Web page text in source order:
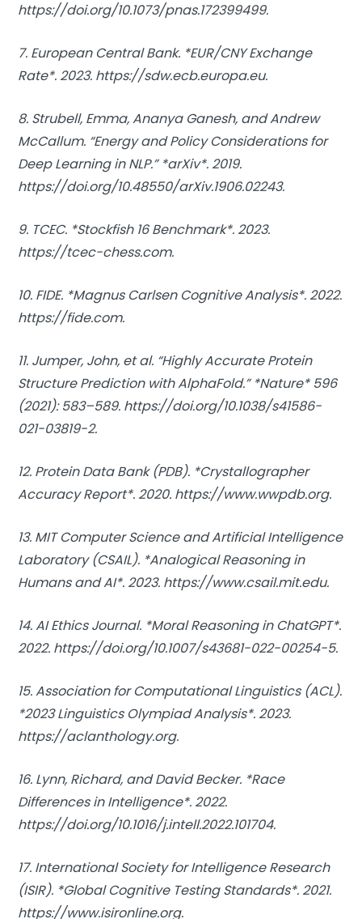
https://doi.org/10.1073/pnas.172399499.
7. European Central Bank. *EUR/CNY Exchange
Rate*. 2023. https://sdw.ecb.europa.eu.
8. Strubell, Emma, Ananya Ganesh, and Andrew
McCallum. “Energy and Policy Considerations for
Deep Learning in NLP.” *arXiv*. 2019.
https://doi.org/10.48550/arXiv.1906.02243.
9. TCEC. *Stockfish 16 Benchmark*. 2023.
https://tcec-chess.com.
10. FIDE. *Magnus Carlsen Cognitive Analysis*. 2022.
https://fide.com.
11. Jumper, John, et al. “Highly Accurate Protein
Structure Prediction with AlphaFold.” *Nature* 596
(2021): 583–589. https://doi.org/10.1038/s41586-
021-03819-2.
12. Protein Data Bank (PDB). *Crystallographer
Accuracy Report*. 2020. https://www.wwpdb.org.
13. MIT Computer Science and Artificial Intelligence
Laboratory (CSAIL). *Analogical Reasoning in
Humans and AI*. 2023. https://www.csail.mit.edu.
14. AI Ethics Journal. *Moral Reasoning in ChatGPT*.
2022. https://doi.org/10.1007/s43681-022-00254-5.
15. Association for Computational Linguistics (ACL).
*2023 Linguistics Olympiad Analysis*. 2023.
https://aclanthology.org.
16. Lynn, Richard, and David Becker. *Race
Differences in Intelligence*. 2022.
https://doi.org/10.1016/j.intell.2022.101704.
17. International Society for Intelligence Research
(ISIR). *Global Cognitive Testing Standards*. 2021.
https://www.isironline.org.